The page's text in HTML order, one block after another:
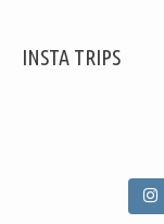
INSTA TRIPS